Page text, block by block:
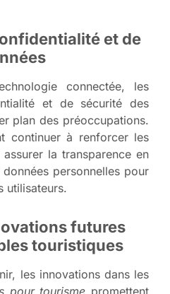
et de
connectée, les
et de sécurité des
plan des préoccupations.
continuer à renforcer les
la transparence en
personnelles pour
utilisateurs.
futures
touristiques
les innovations dans les
pour tourisme promettent